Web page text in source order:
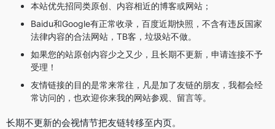
本站优先招同类原创、内容相近的博客或网站；
Baidu和Google有正常收录，百度近期快照，不含有违反国家
法律内容的合法网站，TB客，垃圾站不做。
如果您的站原创内容少之又少，且长期不更新，申请连接不予
受理！
友情链接的目的是常来常往，凡是加了友链的朋友，我都会经
常访问的，也欢迎你来我的网站参观、留言等。
长期不更新的会视情节把友链转移至内页。